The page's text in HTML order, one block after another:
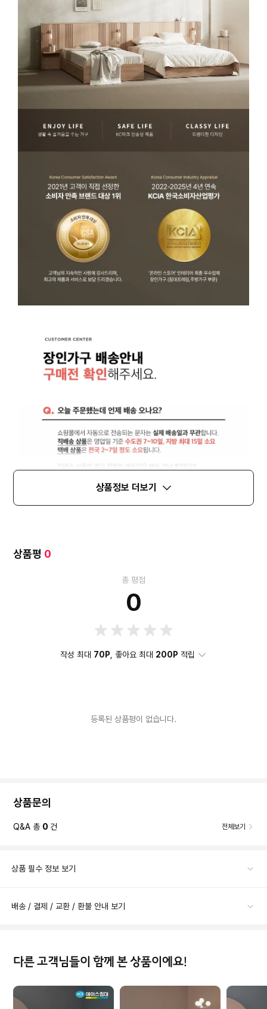
상품정보 더보기
상품평 0
총 평점
0
작성 최대 70P, 좋아요 최대 200P 적립
등록된 상품평이 없습니다.
상품문의
Q&A 총 0 건 전체보기
상품 필수 정보 보기
배송 / 결제 / 교환 / 환불 안내 보기
다른 고객님들이 함께 본 상품이에요!